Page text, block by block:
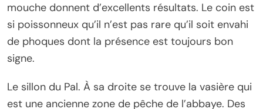
mouche donnent d’excellents résultats. Le coin est
si poissonneux qu’il n’est pas rare qu’il soit envahi
de phoques dont la présence est toujours bon
signe.
Le sillon du Pal. À sa droite se trouve la vasière qui
est une ancienne zone de pêche de l’abbaye. Des